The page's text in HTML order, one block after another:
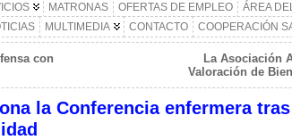
MATRONAS OFERTAS DE EMPLEO ÁREA
MULTIMEDIA CONTACTO COOPERACIÓN
con
La Asociación
Valoración de
la Conferencia enfermera